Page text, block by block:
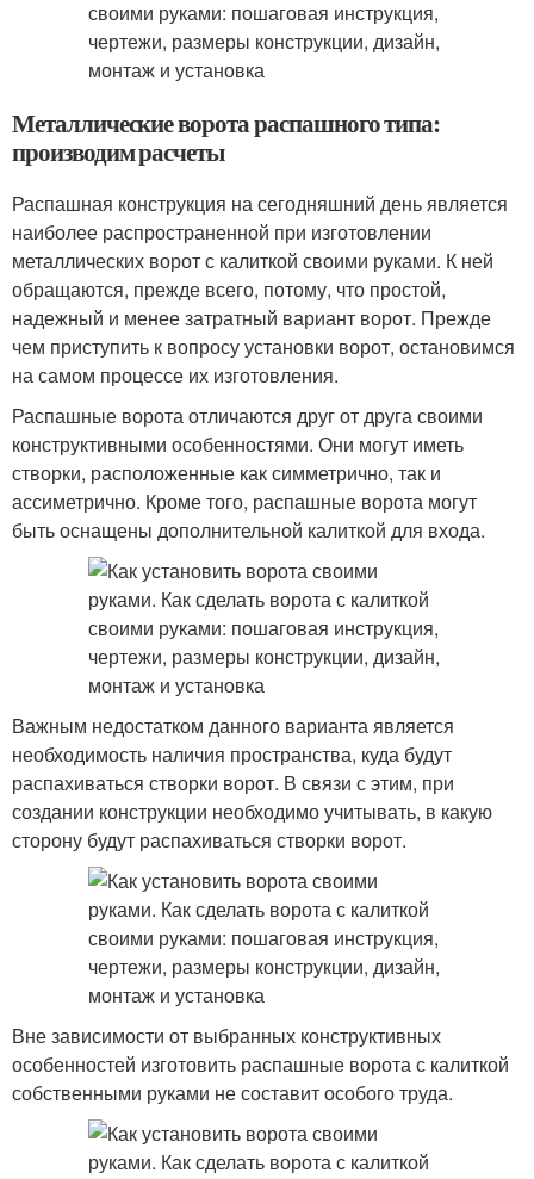
Металлические ворота распашного типа:
производим расчеты
Распашная конструкция на сегодняшний день является
наиболее распространенной при изготовлении
металлических ворот с калиткой своими руками. К ней
обращаются, прежде всего, потому, что простой,
надежный и менее затратный вариант ворот. Прежде
чем приступить к вопросу установки ворот, остановимся
на самом процессе их изготовления.
Распашные ворота отличаются друг от друга своими
конструктивными особенностями. Они могут иметь
створки, расположенные как симметрично, так и
ассиметрично. Кроме того, распашные ворота могут
быть оснащены дополнительной калиткой для входа.
Важным недостатком данного варианта является
необходимость наличия пространства, куда будут
распахиваться створки ворот. В связи с этим, при
создании конструкции необходимо учитывать, в какую
сторону будут распахиваться створки ворот.
Вне зависимости от выбранных конструктивных
особенностей изготовить распашные ворота с калиткой
собственными руками не составит особого труда.